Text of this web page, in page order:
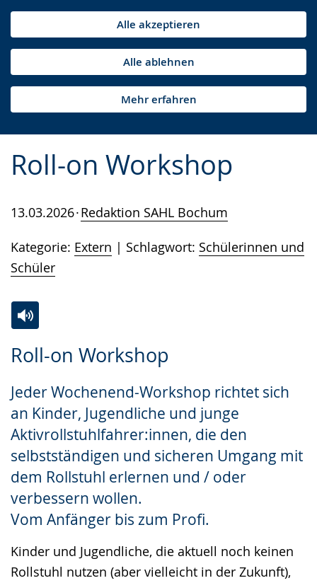
Alle akzeptieren
Alle ablehnen
Mehr erfahren
Roll-on Workshop
13.03.2026 Redaktion SAHL Bochum
Kategorie: Extern Schlagwort: Schülerinnen und
Schüler
Roll-on Workshop
Jeder Wochenend-Workshop richtet sich
an Kinder, Jugendliche und junge
Aktivrollstuhlfahrer:innen, die den
selbstständigen und sicheren Umgang mit
dem Rollstuhl erlernen und / oder
verbessern wollen.
Vom Anfänger bis zum Profi.
Kinder und Jugendliche, die aktuell noch keinen
Rollstuhl nutzen (aber vielleicht in der Zukunft),
Leichten
wechseln.
Audio-
Video
Deutscher
Gebärdensprache
wird
angezeigt.